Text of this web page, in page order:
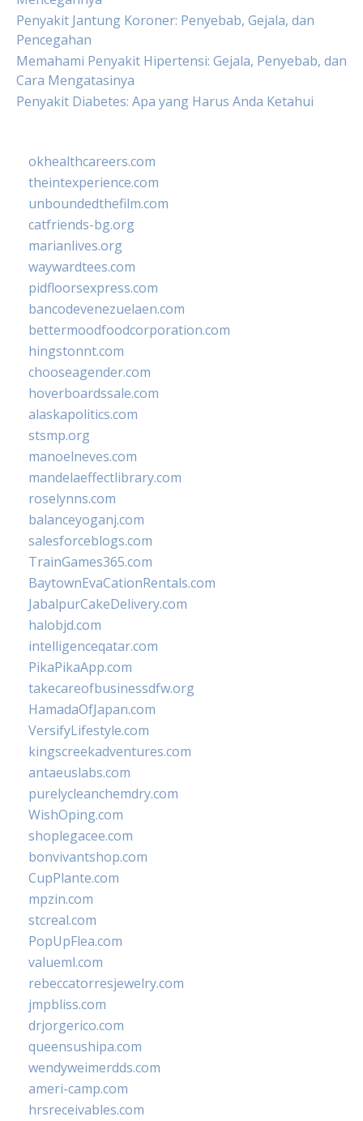
Penyakit Jantung Koroner: Penyebab, Gejala, dan
Pencegahan
Memahami Penyakit Hipertensi: Gejala, Penyebab, dan
Cara Mengatasinya
Penyakit Diabetes: Apa yang Harus Anda Ketahui
okhealthcareers.com
theintexperience.com
unboundedthefilm.com
catfriends-bg.org
marianlives.org
waywardtees.com
pidfloorsexpress.com
bancodevenezuelaen.com
bettermoodfoodcorporation.com
hingstonnt.com
chooseagender.com
hoverboardssale.com
alaskapolitics.com
stsmp.org
manoelneves.com
mandelaeffectlibrary.com
roselynns.com
balanceyoganj.com
salesforceblogs.com
TrainGames365.com
BaytownEvaCationRentals.com
JabalpurCakeDelivery.com
halobjd.com
intelligenceqatar.com
PikaPikaApp.com
takecareofbusinessdfw.org
HamadaOfJapan.com
VersifyLifestyle.com
kingscreekadventures.com
antaeuslabs.com
purelycleanchemdry.com
WishOping.com
shoplegacee.com
bonvivantshop.com
CupPlante.com
mpzin.com
stcreal.com
PopUpFlea.com
valueml.com
rebeccatorresjewelry.com
jmpbliss.com
drjorgerico.com
queensushipa.com
wendyweimerdds.com
ameri-camp.com
hrsreceivables.com